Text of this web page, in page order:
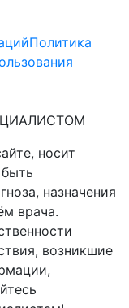
Политика
носит
назначения
врача.
возникшие